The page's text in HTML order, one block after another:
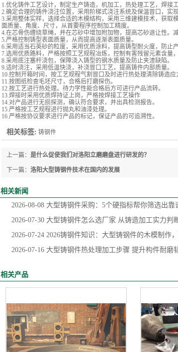
1.优化铸件工艺设计，制定生产铸造，机加工，热处理工艺，焊接
2.确定合理的铸件浇注位置，采用阶梯式浇注系统及保温冒口，实
3.采用整体实样，选择合适的木模结构，采用三维建模技术，获
面质量、角度、尺寸，从首要程序控制加工精度。
4.在芯骨伤缠绕草绳，并在芯砂中增加附加物，提高芯砂退让性。
5.严格控制铸型表面质量，从而提高逐渐表面质量。
6.采用适当石英砂的粒度，采用优质涂料，提高铸型耐火度，防止产
7.选用优质路料，严格按照工艺规程冶炼，控制有害残留元素含量
8.采用底注塞杆浇包，保障浇入铸型的钢水质量及防止夹渣缺陷。
9.适时浇注，采用低温快浇，补浇冒口工艺，提高铸件内部质量。
10.控制开箱时间，按工艺规程气割冒口及时进行热处理清除铸造应
11.按图纸检查毛坯尺寸，合格后打磨探伤。
12.按工艺进行热处理。待力学性能合格后方可进行产品流转。
13.焊接时采用优质焊持证上岗，严格按焊接工艺操作
14.对产品进行无损探测，确认符合要求，并出具检测报告。
15.严格按工艺规程进行抛丸和油漆处理。
16.严格按协议要求进行产品的标记，保证产品的可追溯性。
相关标签: 铸钢件
上一篇： 是什么促使我们对洛阳立磨磨盘进行研发的？
下一篇： 洛阳大型铸钢件技术在国内的发展
相关新闻
2026-08-08 大型铸钢件采购：5个硬指标帮你筛选出靠
2026-07-30 大型铸钢件怎么选厂家 从铸造加工实力判
2026-07-24 2026铸钢件知识：大型铸钢件的木模制作
2026-07-16 大型铸钢件热处理加工步骤 提升构件耐磨
相关产品